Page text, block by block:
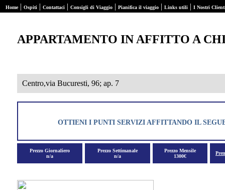
Home| Ospiti | Contattaci | Consigli di Viaggio | Pianifica il viaggio | Links utili | I Nostri
APPARTAMENTO IN AFFITTO A
Centro,via Bucuresti, 96; ap. 7
OTTIENI I PUNTI SERVIZI AFFITTANDO IL
Prezzo Giornaliero
n/a
Prezzo Settimanale
n/a
Prezzo Mensile
1300€